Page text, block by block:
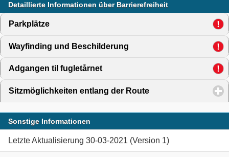
Detaillierte Informationen über Barrierefreiheit
Parkplätze
Wayfinding und Beschilderung click to expand contents
Adgangen til fugletårnet
Sitzmöglichkeiten entlang der Route click to expand
Sonstige Informationen
Letzte Aktualisierung 30-03-2021 (Version 1)